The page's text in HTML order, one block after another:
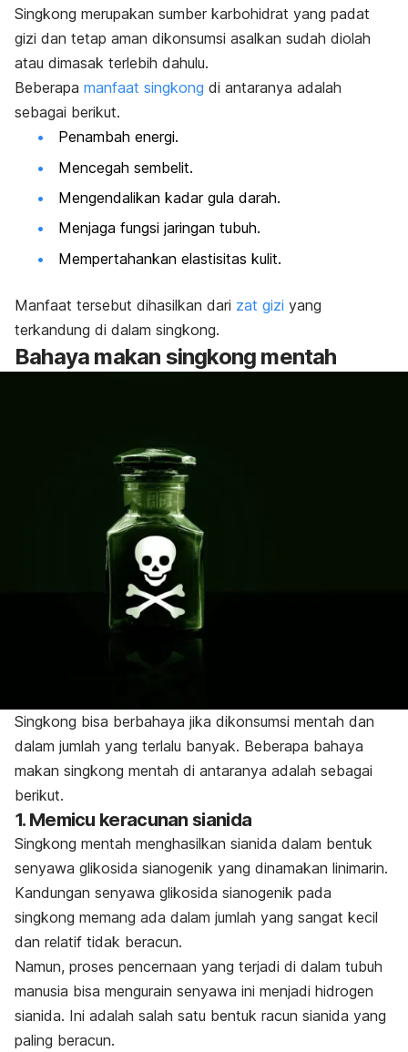
Singkong merupakan sumber karbohidrat yang padat
gizi dan tetap aman dikonsumsi asalkan sudah diolah
atau dimasak terlebih dahulu.
Beberapa manfaat singkong di antaranya adalah
sebagai berikut.
​​Penambah energi.
Mencegah sembelit.
Mengendalikan kadar gula darah.
Menjaga fungsi jaringan tubuh.
Mempertahankan elastisitas kulit.
Manfaat tersebut dihasilkan dari zat gizi yang
terkandung di dalam singkong.
Bahaya makan singkong mentah
Singkong bisa berbahaya jika dikonsumsi mentah dan
dalam jumlah yang terlalu banyak. Beberapa bahaya
makan singkong mentah di antaranya adalah sebagai
berikut.
1. Memicu keracunan sianida
Singkong mentah menghasilkan sianida dalam bentuk
senyawa glikosida sianogenik yang dinamakan linimarin.
Kandungan senyawa glikosida sianogenik pada
singkong memang ada dalam jumlah yang sangat kecil
dan relatif tidak beracun.
Namun, proses pencernaan yang terjadi di dalam tubuh
manusia bisa mengurain senyawa ini menjadi hidrogen
sianida. Ini adalah salah satu bentuk racun sianida yang
paling beracun.